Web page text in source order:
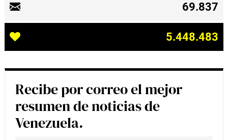
69.837
5.448.483
Recibe por correo el mejor
resumen de noticias de
Venezuela.